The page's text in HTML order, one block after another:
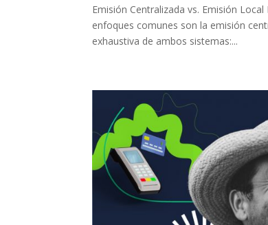
Emisión Centralizada vs. Emisión
enfoques comunes son la emisión
exhaustiva de ambos sistemas:...